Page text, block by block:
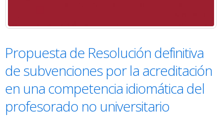
Propuesta de Resolución definitiva
de subvenciones por la acreditación
en una competencia idiomática del
profesorado no universitario